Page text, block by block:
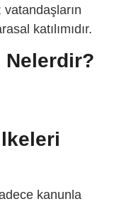
vatandaşların
katılımıdır.
kanunla